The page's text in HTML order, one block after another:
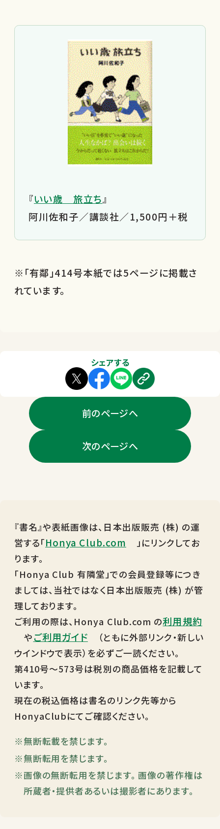
『いい歳 旅立ち』
阿川佐和子／講談社／1,500円＋税
※「有鄰」414号本紙では5ページに掲載さ
れています。
シェアする
前のページへ
次のページへ
『書名』や表紙画像は、日本出版販売 (株) の運
営する「Honya Club.com
」にリンクしてお
ります。
「Honya Club 有隣堂」での会員登録等につき
ましては、当社ではなく日本出版販売 (株) が管
理しております。
ご利用の際は、Honya Club.com の利用規約
やご利用ガイド
（ともに外部リンク・新しい
ウインドウで表示）を必ずご一読ください。
第410号～573号は税別の商品価格を記載して
います。
現在の税込価格は書名のリンク先等から
HonyaClubにてご確認ください。
無断転載を禁じます。
無断転用を禁じます。
画像の無断転用を禁じます。 画像の著作権は
所蔵者・提供者あるいは撮影者にあります。